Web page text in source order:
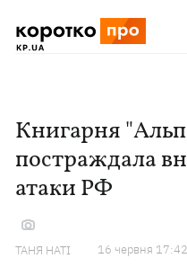
Книгарня
постраждала
атаки РФ
ТАНЯ НАТІ 16 червня 17:42